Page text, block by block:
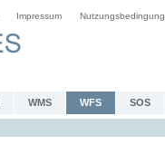
Impressum
WMS WFS SOS